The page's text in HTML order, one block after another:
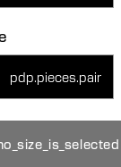
pdp.pieces.pair